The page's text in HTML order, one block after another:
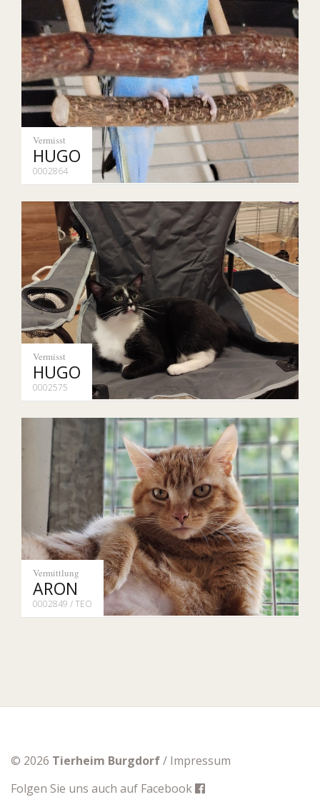
Vermisst
HUGO
0002864
Vermisst
HUGO
0002575
Vermittlung
ARON
0002849 / TEO
© 2026 Tierheim Burgdorf/ Impressum
Folgen Sie uns auch auf Facebook